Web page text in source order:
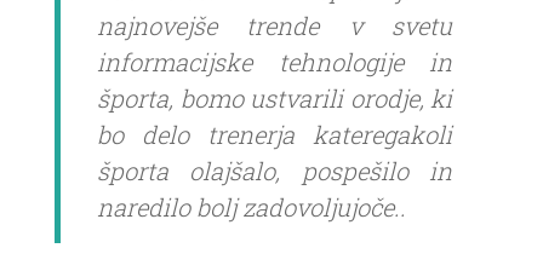
najnovejše trende v svetu
informacijske tehnologije in
športa, bomo ustvarili orodje, ki
bo delo trenerja kateregakoli
športa olajšalo, pospešilo in
naredilo bolj zadovoljujoče..